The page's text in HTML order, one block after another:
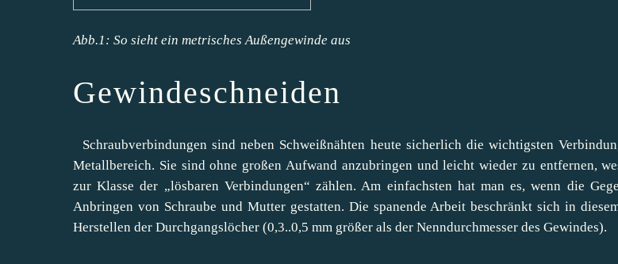
Abb.1: So sieht ein metrisches Außengewinde aus
Gewindeschneiden
Schraubverbindungen sind neben Schweißnähten heute sicherlich die wichtigsten
Metallbereich. Sie sind ohne großen Aufwand anzubringen und leicht wieder zu entfernen,
zur Klasse der „lösbaren Verbindungen“ zählen. Am einfachsten hat man es, wenn die
Anbringen von Schraube und Mutter gestatten. Die spanende Arbeit beschränkt sich in
Herstellen der Durchgangslöcher (0,3..0,5 mm größer als der Nenndurchmesser des Gewindes).